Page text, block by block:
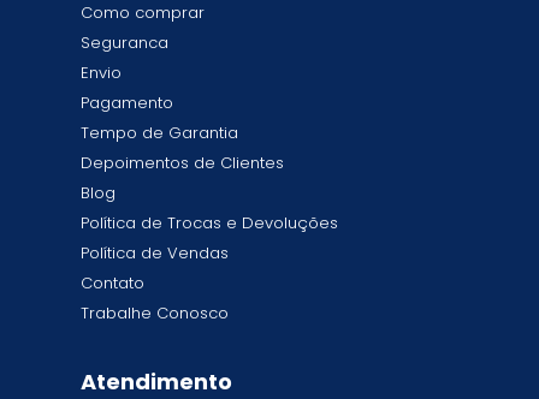
Como comprar
Seguranca
Envio
Pagamento
Tempo de Garantia
Depoimentos de Clientes
Blog
Política de Trocas e Devoluções
Política de Vendas
Contato
Trabalhe Conosco
Atendimento